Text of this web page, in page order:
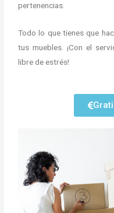
pertenencias.
Todo lo que tienes que
tus muebles. ¡Con el
libre de estrés!